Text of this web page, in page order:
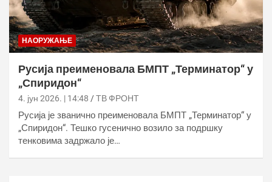
НАОРУЖАЊЕ
Русија преименовала БМПТ „Терминатор“ у
„Спиридон“
4. јун 2026. | 14:48 ТВ ФРОНТ
Русија је званично преименовала БМПТ „Терминатор“ у
„Спиридон“. Тешко гусенично возило за подршку
тенковима задржало је…